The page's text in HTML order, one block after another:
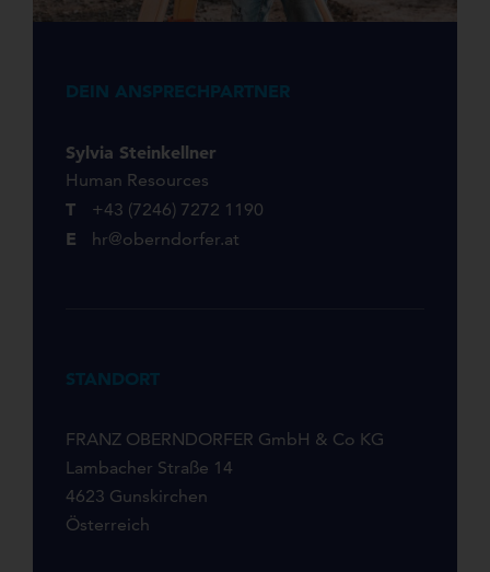
DEIN ANSPRECHPARTNER
Sylvia Steinkellner
Human Resources
T +43 (7246) 7272 1190
E hr@oberndorfer.at
STANDORT
FRANZ OBERNDORFER GmbH & Co KG
Lambacher Straße 14
4623 Gunskirchen
Österreich